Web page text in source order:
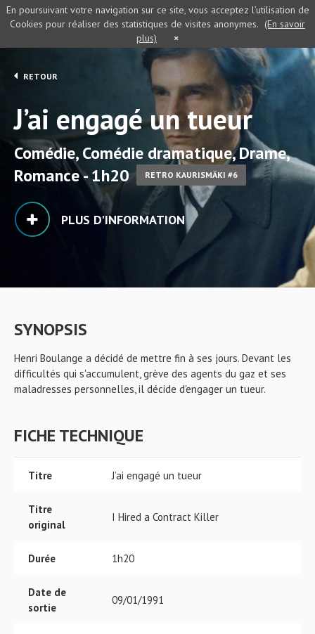
RETOUR
J’ai engagé un tueur
Comédie, Comédie dramatique, Drame,
Romance - 1h20
RETRO KAURISMÄKI #6
PLUS D'INFORMATION
SYNOPSIS
Henri Boulange a décidé de mettre fin à ses jours. Devant les
difficultés qui s'accumulent, grève des agents du gaz et ses
maladresses personnelles, il décide d'engager un tueur.
FICHE TECHNIQUE
Titre J’ai engagé un tueur
Titre
original
I Hired a Contract Killer
Durée 1h20
Date de
sortie
09/01/1991
En poursuivant votre navigation sur ce site, vous acceptez l’utilisation de
Cookies pour réaliser des statistiques de visites anonymes. (En savoir
plus)
×